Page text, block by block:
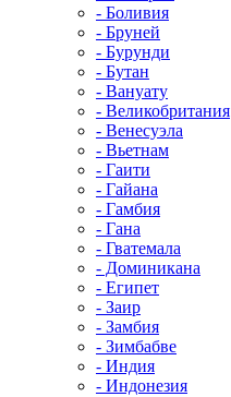
- Боливия
- Бруней
- Бурунди
- Бутан
- Вануату
- Великобритания
- Венесуэла
- Вьетнам
- Гаити
- Гайана
- Гамбия
- Гана
- Гватемала
- Доминикана
- Египет
- Заир
- Замбия
- Зимбабве
- Индия
- Индонезия